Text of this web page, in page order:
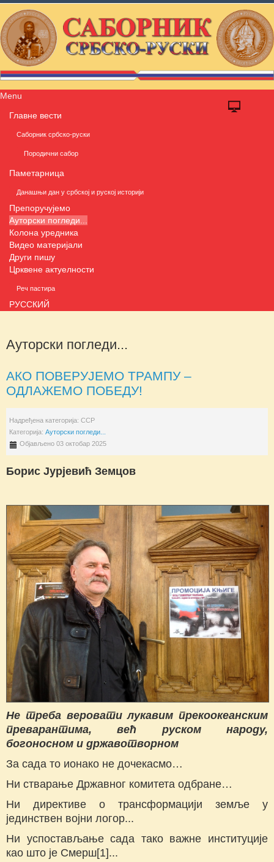
Menu
Главне вести
Саборник србско-руски
Породични сабор
Паметарница
Данашњи дан у србској и руској историји
Препоручујемо
Ауторски погледи...
Колона уредника
Видео материјали
Други пишу
Црквене актуелности
Реч пастира
РУССКИЙ
Ауторски погледи...
АКО ПОВЕРУЈЕМО ТРАМПУ –
ОДЛАЖЕМО ПОБЕДУ!
Надређена категорија: ССР
Категорија: Ауторски погледи...
Објављено 03 октобар 2025
Борис Јурјевић Земцов
Не треба веровати лукавим прекоокеанским
преварантима, већ руском народу,
богоносном и државотворном
За сада то ионако не дочекасмо…
Ни стварање Државног комитета одбране…
Ни директиве о трансформацији земље у
јединствен војни логор...
Ни успостављање сада тако важне институције
као што је Смерш[1]...